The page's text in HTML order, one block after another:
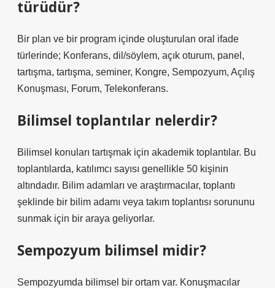
türüdür?
Bir plan ve bir program içinde oluşturulan oral ifade
türlerinde; Konferans, dil/söylem, açık oturum, panel,
tartışma, tartışma, seminer, Kongre, Sempozyum, Açılış
Konuşması, Forum, Telekonferans.
Bilimsel toplantılar nelerdir?
Bilimsel konuları tartışmak için akademik toplantılar. Bu
toplantılarda, katılımcı sayısı genellikle 50 kişinin
altındadır. Bilim adamları ve araştırmacılar, toplantı
şeklinde bir bilim adamı veya takım toplantısı sorununu
sunmak için bir araya geliyorlar.
Sempozyum bilimsel midir?
Sempozyumda bilimsel bir ortam var. Konuşmacılar